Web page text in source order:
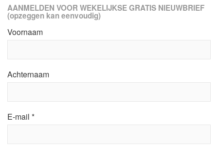
AANMELDEN VOOR WEKELIJKSE GRATIS NIEUWBRIEF
(opzeggen kan eenvoudig)
Voornaam
Achternaam
E-mail *